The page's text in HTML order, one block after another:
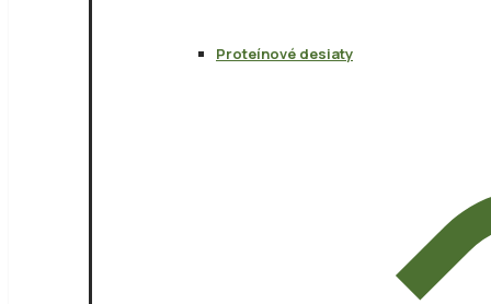
Proteínové desiaty